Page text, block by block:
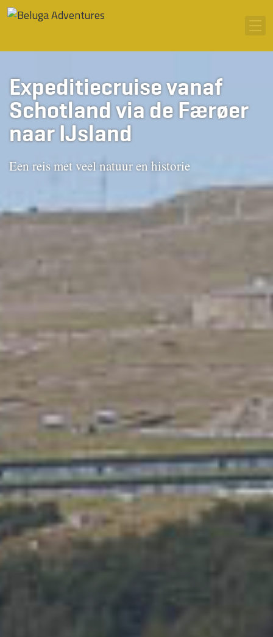
Ga naar inhoud
Expeditiecruise vanaf
Schotland via de Færøer
naar IJsland
Een reis met veel natuur en historie